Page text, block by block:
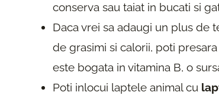
conserva sau taiat in bucati si
Daca vrei sa adaugi un plus de
de grasimi si calorii, poti
este bogata in vitamina B, o
Poti inlocui laptele animal cu